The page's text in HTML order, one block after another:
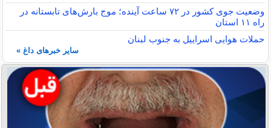
وضعیت جوی کشور در ۷۲ ساعت آینده؛ موج بارش‌های تابستانه در
راه ۱۱ استان
حملات هوایی اسراییل به جنوب لبنان
سایر خبرهای داغ »